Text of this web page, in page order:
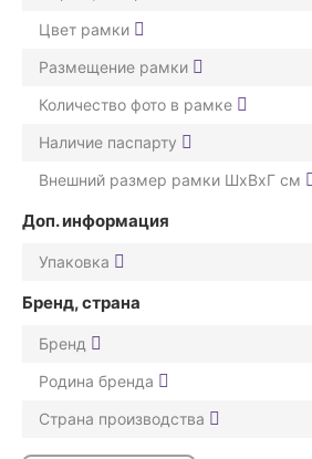
Цвет рамки
Размещение рамки
Количество фото в рамке
Наличие паспарту
Внешний размер рамки ШxВxГ см
Доп. информация
Упаковка
Бренд, страна
Бренд
Родина бренда
Страна производства